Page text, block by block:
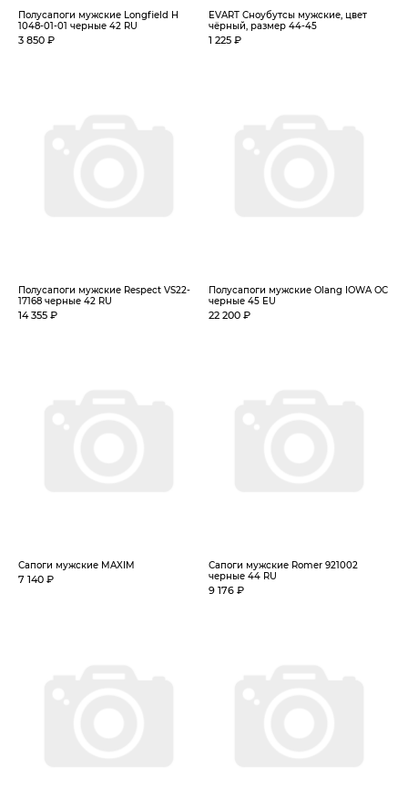
Полусапоги мужские Longfield H
1048-01-01 черные 42 RU
3 850 ₽
EVART Сноубутсы мужские, цвет
чёрный, размер 44-45
1 225 ₽
Полусапоги мужские Respect VS22-
17168 черные 42 RU
14 355 ₽
Полусапоги мужские Olang IOWA OC
черные 45 EU
22 200 ₽
Сапоги мужские MAXIM
7 140 ₽
Сапоги мужские Romer 921002
черные 44 RU
9 176 ₽